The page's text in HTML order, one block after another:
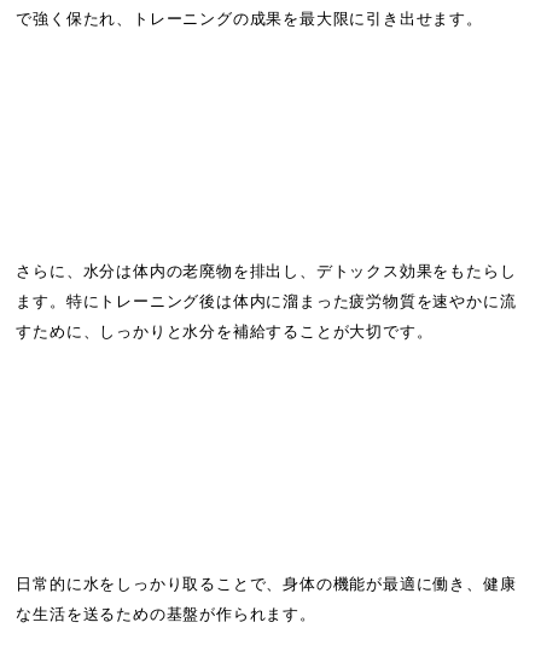
で強く保たれ、トレーニングの成果を最大限に引き出せます。
さらに、水分は体内の老廃物を排出し、デトックス効果をもたらし
ます。特にトレーニング後は体内に溜まった疲労物質を速やかに流
すために、しっかりと水分を補給することが大切です。
日常的に水をしっかり取ることで、身体の機能が最適に働き、健康
な生活を送るための基盤が作られます。